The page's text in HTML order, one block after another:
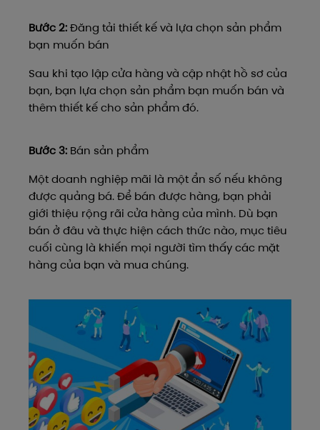
Bước 2:Đăng tải thiết kế và lựa chọn sản phẩm
bạn muốn bán
Sau khi tạo lập cửa hàng và cập nhật hồ sơ của
bạn, bạn lựa chọn sản phẩm bạn muốn bán và
thêm thiết kế cho sản phẩm đó.
Bước 3: Bán sản phẩm
Một doanh nghiệp mãi là một ẩn số nếu không
được quảng bá. Để bán được hàng, bạn phải
giới thiệu rộng rãi cửa hàng của mình. Dù bạn
bán ở đâu và thực hiện cách thức nào, mục tiêu
cuối cùng là khiến mọi người tìm thấy các mặt
hàng của bạn và mua chúng.